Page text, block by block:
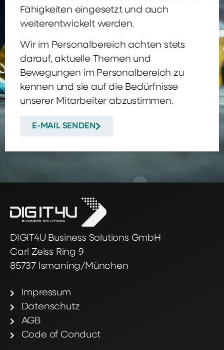
Fähigkeiten eingesetzt und auch
weiterentwickelt werden.
Wir im Personalbereich achten stets
darauf, aktuelle Themen und
Bewegungen im Personalbereich zu
kennen und sie auf die Bedürfnisse
unserer Mitarbeiter abzustimmen.
E-MAIL SENDEN
DIGIT4U Business Solutions GmbH
Carl Zeiss Ring 9
85737 Ismaning/München
Impressum
Datenschutz
AGB
Code of Conduct